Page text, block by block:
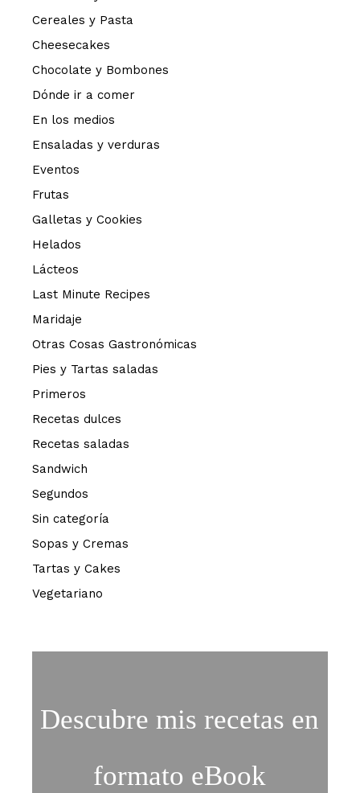
Cereales y Pasta
Cheesecakes
Chocolate y Bombones
Dónde ir a comer
En los medios
Ensaladas y verduras
Eventos
Frutas
Galletas y Cookies
Helados
Lácteos
Last Minute Recipes
Maridaje
Otras Cosas Gastronómicas
Pies y Tartas saladas
Primeros
Recetas dulces
Recetas saladas
Sandwich
Segundos
Sin categoría
Sopas y Cremas
Tartas y Cakes
Vegetariano
Descubre mis recetas en
formato eBook